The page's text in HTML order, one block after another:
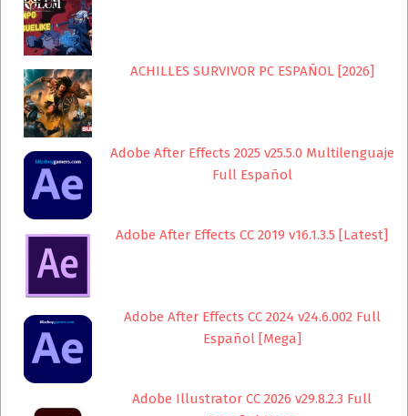
ACHILLES SURVIVOR PC ESPAÑOL [2026]
Adobe After Effects 2025 v25.5.0 Multilenguaje
Full Español
Adobe After Effects CC 2019 v16.1.3.5 [Latest]
Adobe After Effects CC 2024 v24.6.002 Full
Español [Mega]
Adobe Illustrator CC 2026 v29.8.2.3 Full